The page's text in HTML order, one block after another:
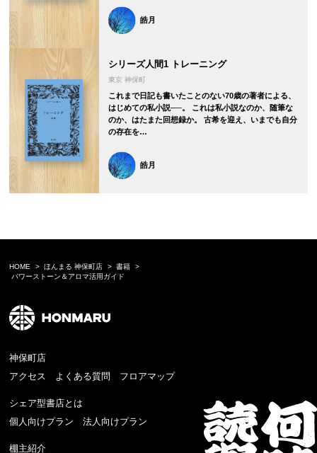
皓月
シリーズ人間1 トレーニング
東京 神保町
これまで日記も書いたことのない70歳の著者による、
はじめての私小説──。 これは私小説なのか、随筆な
のか、はたまた回想録か。 古希を迎え、いまでも自分
の存在を…
皓月
HOME ほんまる 神保町店
書籍
パワーストーン＆アロマ活用ガイド
神保町店
アクセス
よくある質問 フロアマップ
シェア型書店とは
個人向けプラン
法人向けプラン
棚主紹介